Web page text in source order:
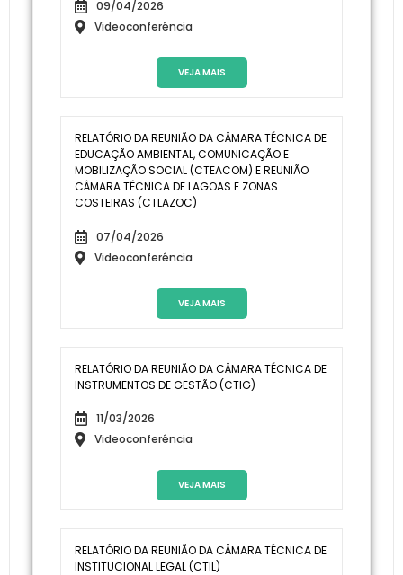
09/04/2026
Videoconferência
VEJA MAIS
RELATÓRIO DA REUNIÃO DA CÂMARA TÉCNICA DE
EDUCAÇÃO AMBIENTAL, COMUNICAÇÃO E
MOBILIZAÇÃO SOCIAL (CTEACOM) E REUNIÃO
CÂMARA TÉCNICA DE LAGOAS E ZONAS
COSTEIRAS (CTLAZOC)
07/04/2026
Videoconferência
VEJA MAIS
RELATÓRIO DA REUNIÃO DA CÂMARA TÉCNICA DE
INSTRUMENTOS DE GESTÃO (CTIG)
11/03/2026
Videoconferência
VEJA MAIS
RELATÓRIO DA REUNIÃO DA CÂMARA TÉCNICA DE
INSTITUCIONAL LEGAL (CTIL)